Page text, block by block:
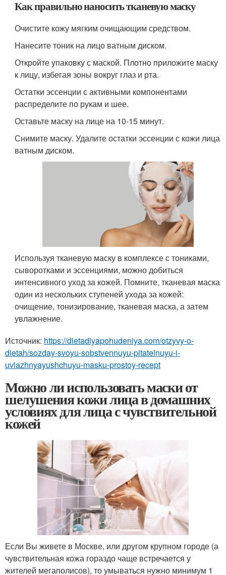
Как правильно наносить тканевую маску
Очистите кожу мягким очищающим средством.
Нанесите тоник на лицо ватным диском.
Откройте упаковку с маской. Плотно приложите маску
к лицу, избегая зоны вокруг глаз и рта.
Остатки эссенции с активными компонентами
распределите по рукам и шее.
Оставьте маску на лице на 10-15 минут.
Снимите маску. Удалите остатки эссенции с кожи лица
ватным диском.
Используя тканевую маску в комплексе с тониками,
сыворотками и эссенциями, можно добиться
интенсивного уход за кожей. Помните, тканевая маска
один из нескольких ступеней ухода за кожей:
очищение, тонизирование, тканевая маска, а затем
увлажнение.
Источник: https://dietadlyapohudeniya.com/otzyvy-o-
dietah/sozday-svoyu-sobstvennuyu-pitatelnuyu-i-
uvlazhnyayushchuyu-masku-prostoy-recept
Можно ли использовать маски от
шелушения кожи лица в домашних
условиях для лица с чувствительной
кожей
Если Вы живете в Москве, или другом крупном городе (а
чувствительная кожа гораздо чаще встречается у
жителей мегаполисов), то умываться нужно минимум 1